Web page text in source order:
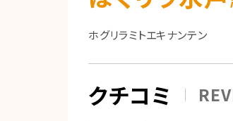
ホグリラミトエキナンテン
クチコミ